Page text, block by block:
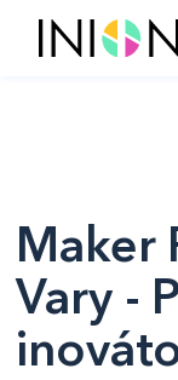
Maker
Vary -